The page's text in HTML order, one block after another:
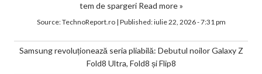
tem de spargeri Read more »
Source:TechnoReport.ro| Published:iulie 22, 2026 - 7:31 pm
Samsung revoluționează seria pliabilă: Debutul noilor Galaxy Z
Fold8 Ultra, Fold8 și Flip8